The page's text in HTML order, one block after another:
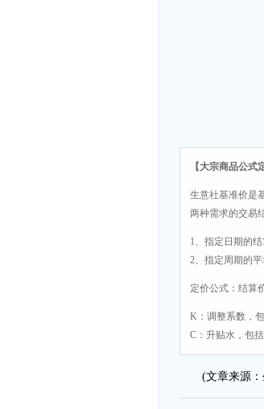
【大宗商品公式
生意社基准价是
两种需求的交易
1、指定日期的
2、指定周期的
定价公式：结算
K：调整系数，
C：升贴水，包
(文章来源：